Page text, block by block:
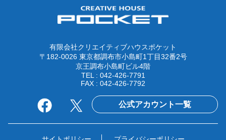
有限会社クリエイティブハウスポケット
〒182-0026 東京都調布市小島町1丁目32番2号
京王調布小島町ビル4階
TEL : 042-426-7791
FAX : 042-426-7792
公式アカウント一覧